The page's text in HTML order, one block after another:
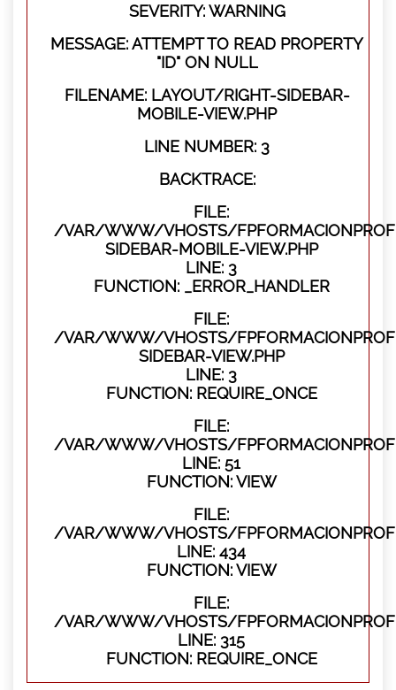
SEVERITY: WARNING
MESSAGE: ATTEMPT TO READ PROPERTY
"ID" ON NULL
FILENAME: LAYOUT/RIGHT-SIDEBAR-
MOBILE-VIEW.PHP
LINE NUMBER: 3
BACKTRACE:
FILE:
/VAR/WWW/VHOSTS/
SIDEBAR-MOBILE-VIEW.PHP
LINE: 3
FUNCTION: _ERROR_HANDLER
FILE:
/VAR/WWW/VHOSTS/
SIDEBAR-VIEW.PHP
LINE: 3
FUNCTION: REQUIRE_ONCE
FILE:
/VAR/WWW/VHOSTS/
LINE: 51
FUNCTION: VIEW
FILE:
/VAR/WWW/VHOSTS/
LINE: 434
FUNCTION: VIEW
FILE:
/VAR/WWW/VHOSTS/
LINE: 315
FUNCTION: REQUIRE_ONCE